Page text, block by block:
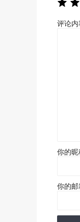
评论内
你的
你的